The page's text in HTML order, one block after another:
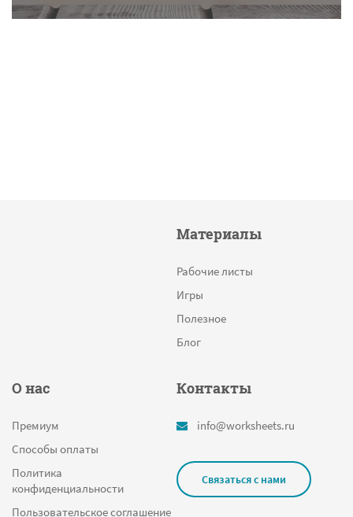
Материалы
Рабочие листы
Игры
Полезное
Блог
О нас
Премиум
Способы оплаты
Политика
конфиденциальности
Пользовательское соглашение
Контакты
info@worksheets.ru
Связаться с нами